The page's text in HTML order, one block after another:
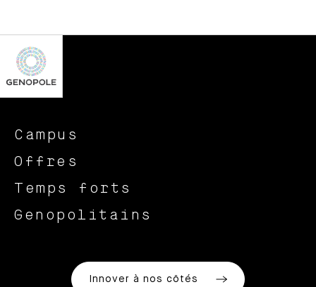
Campus
Offres
Temps forts
Genopolitains
Innover à nos côtés